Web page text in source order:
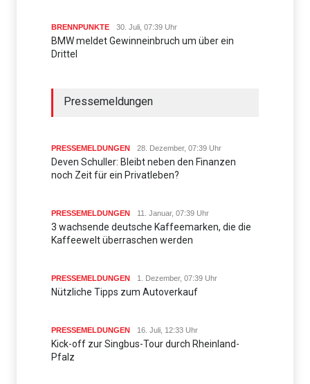
BRENNPUNKTE 30. Juli, 07:39 Uhr
BMW meldet Gewinneinbruch um über ein
Drittel
Pressemeldungen
PRESSEMELDUNGEN 28. Dezember, 07:39 Uhr
Deven Schuller: Bleibt neben den Finanzen
noch Zeit für ein Privatleben?
PRESSEMELDUNGEN 11. Januar, 07:39 Uhr
3 wachsende deutsche Kaffeemarken, die die
Kaffeewelt überraschen werden
PRESSEMELDUNGEN 1. Dezember, 07:39 Uhr
Nützliche Tipps zum Autoverkauf
PRESSEMELDUNGEN 16. Juli, 12:33 Uhr
Kick-off zur Singbus-Tour durch Rheinland-
Pfalz